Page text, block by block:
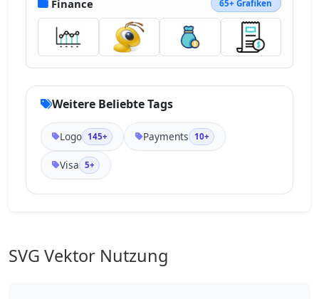
Finance 65+ Grafiken
Weitere Beliebte Tags
Logo 145+ Payments 10+
Visa 5+
SVG Vektor Nutzung